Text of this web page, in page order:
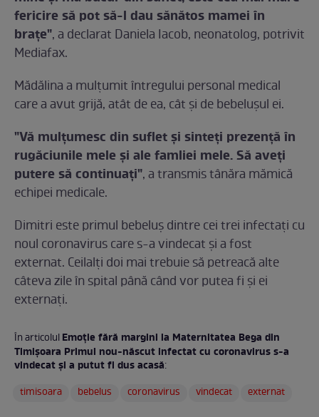
fericire să pot să-l dau sănătos mamei în
brațe", a declarat Daniela Iacob, neonatolog, potrivit
Mediafax.
Mădălina a mulțumit întregului personal medical
care a avut grijă, atât de ea, cât și de bebelușul ei.
"Vă mulțumesc din suflet și sinteți prezență în
rugăciunile mele și ale famliei mele. Să aveți
putere să continuați", a transmis tânăra mămică
echipei medicale.
Dimitri este primul bebeluș dintre cei trei infectați cu
noul coronavirus care s-a vindecat și a fost
externat. Ceilalți doi mai trebuie să petreacă alte
câteva zile în spital până când vor putea fi și ei
externați.
În articolulEmoție fără margini la Maternitatea Bega din
Timișoara Primul nou-născut infectat cu coronavirus s-a
vindecat și a putut fi dus acasă:
timisoara
bebelus coronavirus vindecat externat